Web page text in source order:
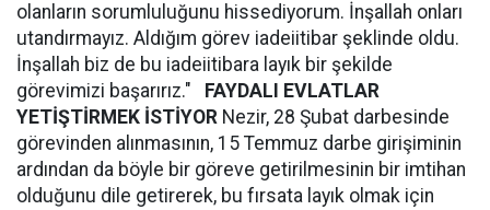
olanların sorumluluğunu hissediyorum. İnşallah onları
utandırmayız. Aldığım görev iadeiitibar şeklinde oldu.
İnşallah biz de bu iadeiitibara layık bir şekilde
görevimizi başarırız."
FAYDALI EVLATLAR
YETİŞTİRMEK İSTİYOR Nezir, 28 Şubat darbesinde
görevinden alınmasının, 15 Temmuz darbe girişiminin
ardından da böyle bir göreve getirilmesinin bir imtihan
olduğunu dile getirerek, bu fırsata layık olmak için